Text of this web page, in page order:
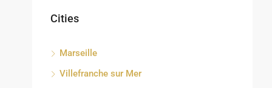
Cities
Marseille
Villefranche sur Mer